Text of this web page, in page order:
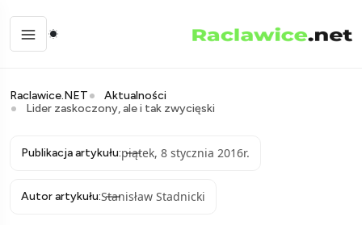
Raclawice.NET
Aktualności
Lider zaskoczony, ale i tak zwycięski
Publikacja artykułu:piątek, 8 stycznia 2016r.
Autor artykułu:Stanisław Stadnicki